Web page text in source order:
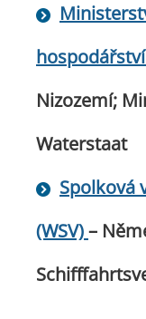
Nizozemí;
Waterstaat
Spolková
(WSV)–